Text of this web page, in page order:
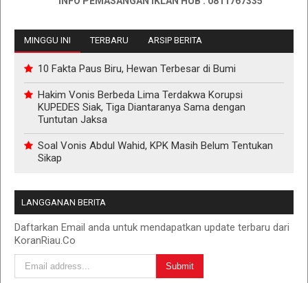
MINGGU INI TERBARU ARSIP BERITA
10 Fakta Paus Biru, Hewan Terbesar di Bumi
Hakim Vonis Berbeda Lima Terdakwa Korupsi
KUPEDES Siak, Tiga Diantaranya Sama dengan
Tuntutan Jaksa
Soal Vonis Abdul Wahid, KPK Masih Belum Tentukan
Sikap
LANGGANAN BERITA
Daftarkan Email anda untuk mendapatkan update terbaru dari
KoranRiau.Co